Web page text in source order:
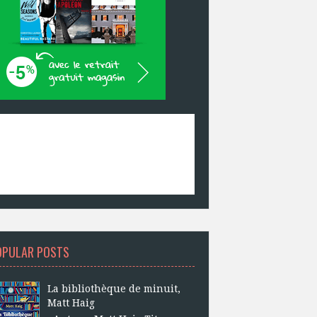
POSTS
La bibliothèque de minuit,
Matt Haig